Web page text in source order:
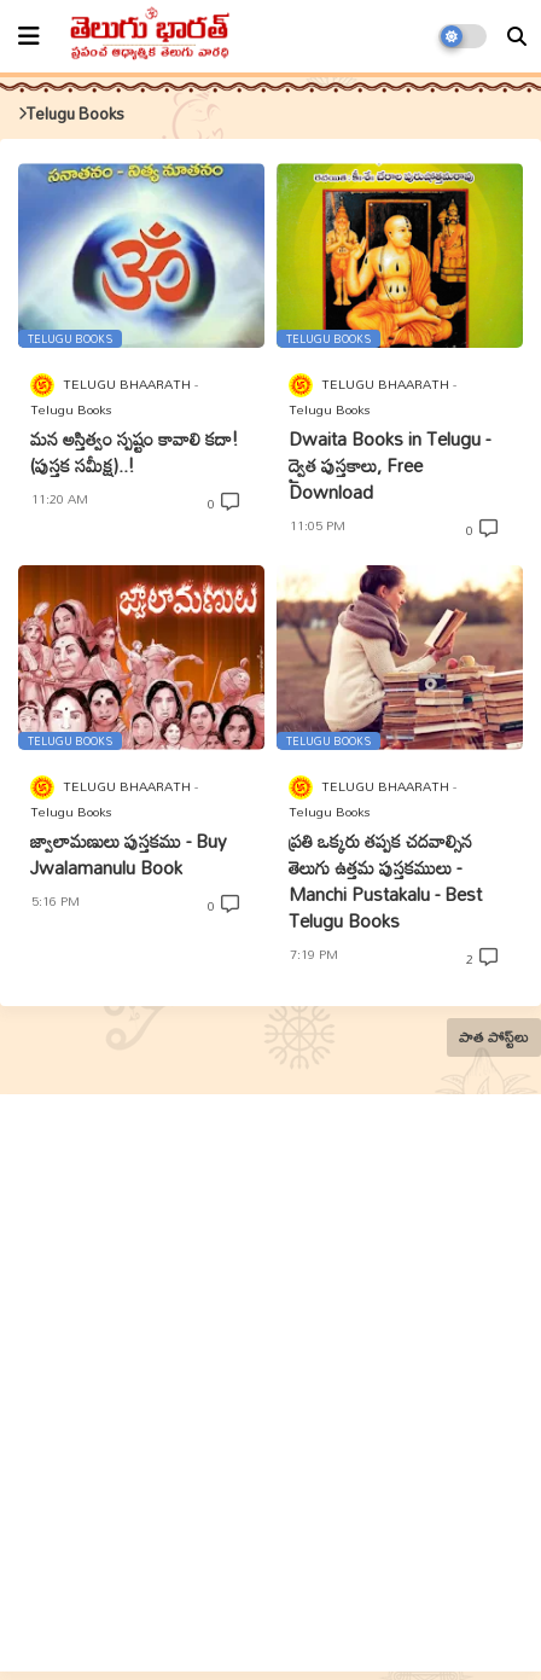
Telugu Books
TELUGU BOOKS
TELUGU BHAARATH
Telugu Books
మన అస్తిత్వం స్పష్టం కావాలి కదా!
(పుస్తక సమీక్ష)..!
11:20 AM 0
TELUGU BOOKS
TELUGU BHAARATH
Telugu Books
Dwaita Books in Telugu -
ద్వైత పుస్తకాలు, Free
Download
11:05 PM 0
TELUGU BOOKS
TELUGU BHAARATH
Telugu Books
జ్వాలామణులు పుస్తకము - Buy
Jwalamanulu Book
5:16 PM 0
TELUGU BOOKS
TELUGU BHAARATH
Telugu Books
ప్రతి ఒక్కరు తప్పక చదవాల్సిన
తెలుగు ఉత్తమ పుస్తకములు -
Manchi Pustakalu - Best
Telugu Books
7:19 PM 2
పాత పోస్ట్‌లు